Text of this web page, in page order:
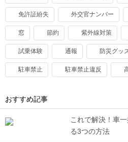
免許証紛失 外交官ナンバー
窓 節約 紫外線対策
試乗体験 通報 防災グッ
駐車禁止 駐車禁止違反
おすすめ記事
これで解決！車
る3つの方法